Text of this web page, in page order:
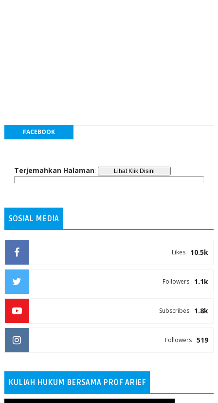
FACEBOOK
Terjemahkan Halaman:
SOSIAL MEDIA
10.5k
Likes
1.1k
Followers
1.8k
Subscribes
519
Followers
KULIAH HUKUM BERSAMA PROF ARIEF